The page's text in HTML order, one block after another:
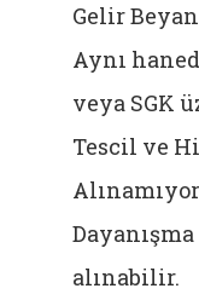
Gelir
Aynı
veya SGK
Tescil ve
alınabilir.